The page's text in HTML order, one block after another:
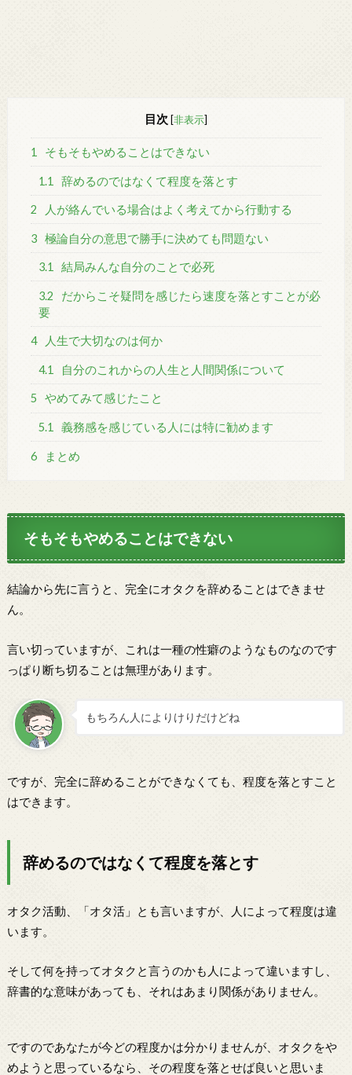
目次 [非表示]
1 そもそもやめることはできない
1.1 辞めるのではなくて程度を落とす
2 人が絡んでいる場合はよく考えてから行動する
3 極論自分の意思で勝手に決めても問題ない
3.1 結局みんな自分のことで必死
3.2
だからこそ疑問を感じたら速度を落とすことが必
要
4 人生で大切なのは何か
4.1 自分のこれからの人生と人間関係について
5 やめてみて感じたこと
5.1 義務感を感じている人には特に勧めます
6 まとめ
そもそもやめることはできない
結論から先に言うと、完全にオタクを辞めることはできませ
ん。
言い切っていますが、これは一種の性癖のようなものなのです
っぱり断ち切ることは無理があります。
もちろん人によりけりだけどね
ですが、完全に辞めることができなくても、程度を落とすこと
はできます。
辞めるのではなくて程度を落とす
オタク活動、「オタ活」とも言いますが、人によって程度は違
います。
そして何を持ってオタクと言うのかも人によって違いますし、
辞書的な意味があっても、それはあまり関係がありません。
ですのであなたが今どの程度かは分かりませんが、オタクをや
めようと思っているなら、その程度を落とせば良いと思いま